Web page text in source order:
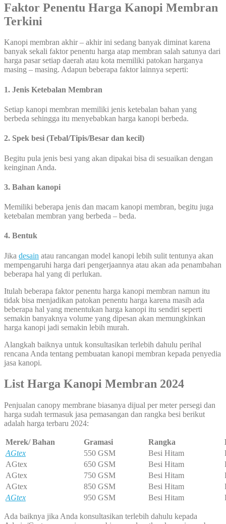
Faktor Penentu Harga Kanopi Membran
Terkini
Kanopi membran akhir – akhir ini sedang banyak diminat karena
banyak sekali faktor penentu harga atap membran salah satunya dari
harga pasar setiap daerah atau kota memiliki patokan harganya
masing – masing. Adapun beberapa faktor lainnya seperti:
1. Jenis Ketebalan Membran
Setiap kanopi membran memiliki jenis ketebalan bahan yang
berbeda sehingga itu menyebabkan harga kanopi berbeda.
2. Spek besi (Tebal/Tipis/Besar dan kecil)
Begitu pula jenis besi yang akan dipakai bisa di sesuaikan dengan
keinginan Anda.
3. Bahan kanopi
Memiliki beberapa jenis dan macam kanopi membran, begitu juga
ketebalan membran yang berbeda – beda.
4. Bentuk
Jika desain atau rancangan model kanopi lebih sulit tentunya akan
mempengaruhi harga dari pengerjaannya atau akan ada penambahan
beberapa hal yang di perlukan.
Itulah beberapa faktor penentu harga kanopi membran namun itu
tidak bisa menjadikan patokan penentu harga karena masih ada
beberapa hal yang menentukan harga kanopi itu sendiri seperti
semakin banyaknya volume yang dipesan akan memungkinkan
harga kanopi jadi semakin lebih murah.
Alangkah baiknya untuk konsultasikan terlebih dahulu perihal
rencana Anda tentang pembuatan kanopi membran kepada penyedia
jasa kanopi.
List Harga Kanopi Membran 2024
Penjualan canopy membrane biasanya dijual per meter persegi dan
harga sudah termasuk jasa pemasangan dan rangka besi berikut
adalah harga terbaru 2024:
Merek/ Bahan Gramasi Rangka
AGtex
550 GSM Besi Hitam
AGtex
650 GSM Besi Hitam
AGtex
750 GSM Besi Hitam
AGtex
850 GSM Besi Hitam
AGtex
950 GSM Besi Hitam
Ada baiknya jika Anda konsultasikan terlebih dahulu kepada